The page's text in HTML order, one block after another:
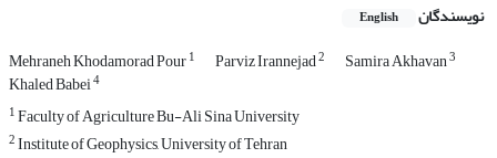
نویسندگان English
Mehraneh Khodamorad Pour1 Parviz Irannejad2 Samira Akhavan3
Khaled Babei4
1Faculty of Agriculture Bu-Ali Sina University
2Institute of Geophysics, University of Tehran